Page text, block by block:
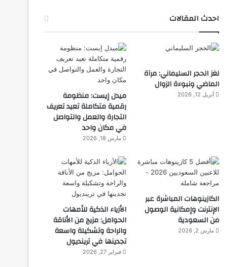
احدث المقالات
لغز الحجر السليماني: مرآة
الماضي ونبوءة الزوال
أبريل 12, 2026
ميدل إيست: منظومة
رقمية متكاملة تعيد تعريف
التجارة والعمل والتواصل
في مكان واحد
مارس 18, 2026
الكازينوهات المباشرة عبر
الإنترنت وإمكانية الوصول
من السعودية
مارس 2, 2026
الأزياء الذكية للأمهات
الحوامل: مزيج من الأناقة
والراحة وتشكيلة واسعة
تجدينها في ترينديول
فبراير 27, 2026